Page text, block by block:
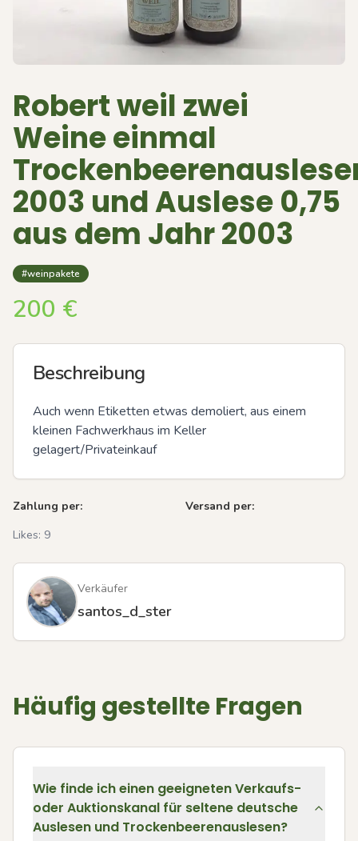
Robert weil zwei
Weine einmal
2003 und Auslese 0,75
aus dem Jahr 2003
#weinpakete
200 €
Beschreibung
Auch wenn Etiketten etwas demoliert, aus einem
kleinen Fachwerkhaus im Keller
gelagert/Privateinkauf
Zahlung per:
Versand per:
Likes: 9
Verkäufer
santos_d_ster
Häufig gestellte Fragen
Wie finde ich einen geeigneten Verkaufs-
oder Auktionskanal für seltene deutsche
Auslesen und Trockenbeerenauslesen?